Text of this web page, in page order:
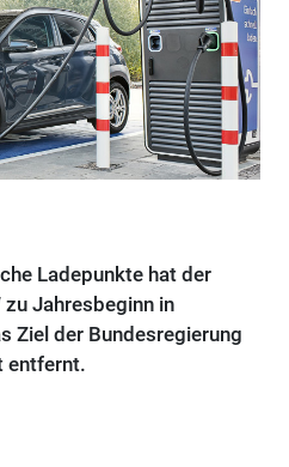
Ladepunkte hat der
zu Jahresbeginn in
Ziel der Bundesregierung
entfernt.